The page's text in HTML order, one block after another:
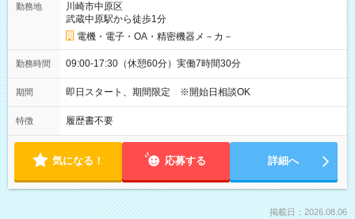
勤務地
川崎市中原区
武蔵中原駅から徒歩1分
電機・電子・OA・精密機器メ－カ－
勤務時間 09:00-17:30（休憩60分）実働7時間30分
期間 即日スタート、期間限定 ※開始日相談OK
特徴 履歴書不要
気になる！ 応募する 詳細へ
掲載日：2026.08.06